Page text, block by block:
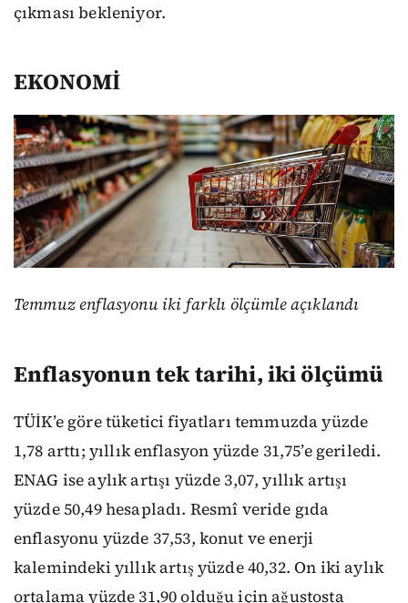
çıkması bekleniyor.
EKONOMİ
Temmuz enflasyonu iki farklı ölçümle açıklandı
Enflasyonun tek tarihi, iki ölçümü
TÜİK’e göre tüketici fiyatları temmuzda yüzde
1,78 arttı; yıllık enflasyon yüzde 31,75’e geriledi.
ENAG ise aylık artışı yüzde 3,07, yıllık artışı
yüzde 50,49 hesapladı. Resmî veride gıda
enflasyonu yüzde 37,53, konut ve enerji
kalemindeki yıllık artış yüzde 40,32. On iki aylık
ortalama yüzde 31,90 olduğu için ağustosta